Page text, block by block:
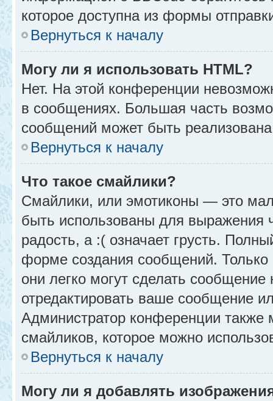
которое доступна из формы
Вернуться к началу
Могу ли я использовать HTML?
Нет. На этой конференции
в сообщениях. Большая часть
сообщений может быть
Вернуться к началу
Что такое смайлики?
Смайлики, или эмотиконы — это
быть использованы для выражения
радость, а :( означает грусть.
форме создания сообщений. Только
они легко могут сделать
отредактировать ваше сообщение
Администратор конференции также
смайликов, которое можно
Вернуться к началу
Могу ли я добавлять